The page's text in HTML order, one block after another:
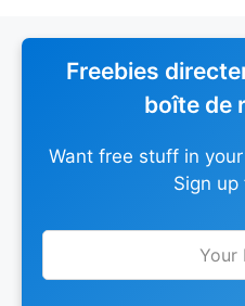
Freebies
boîte de
Want free stuff in
Sign
Leave